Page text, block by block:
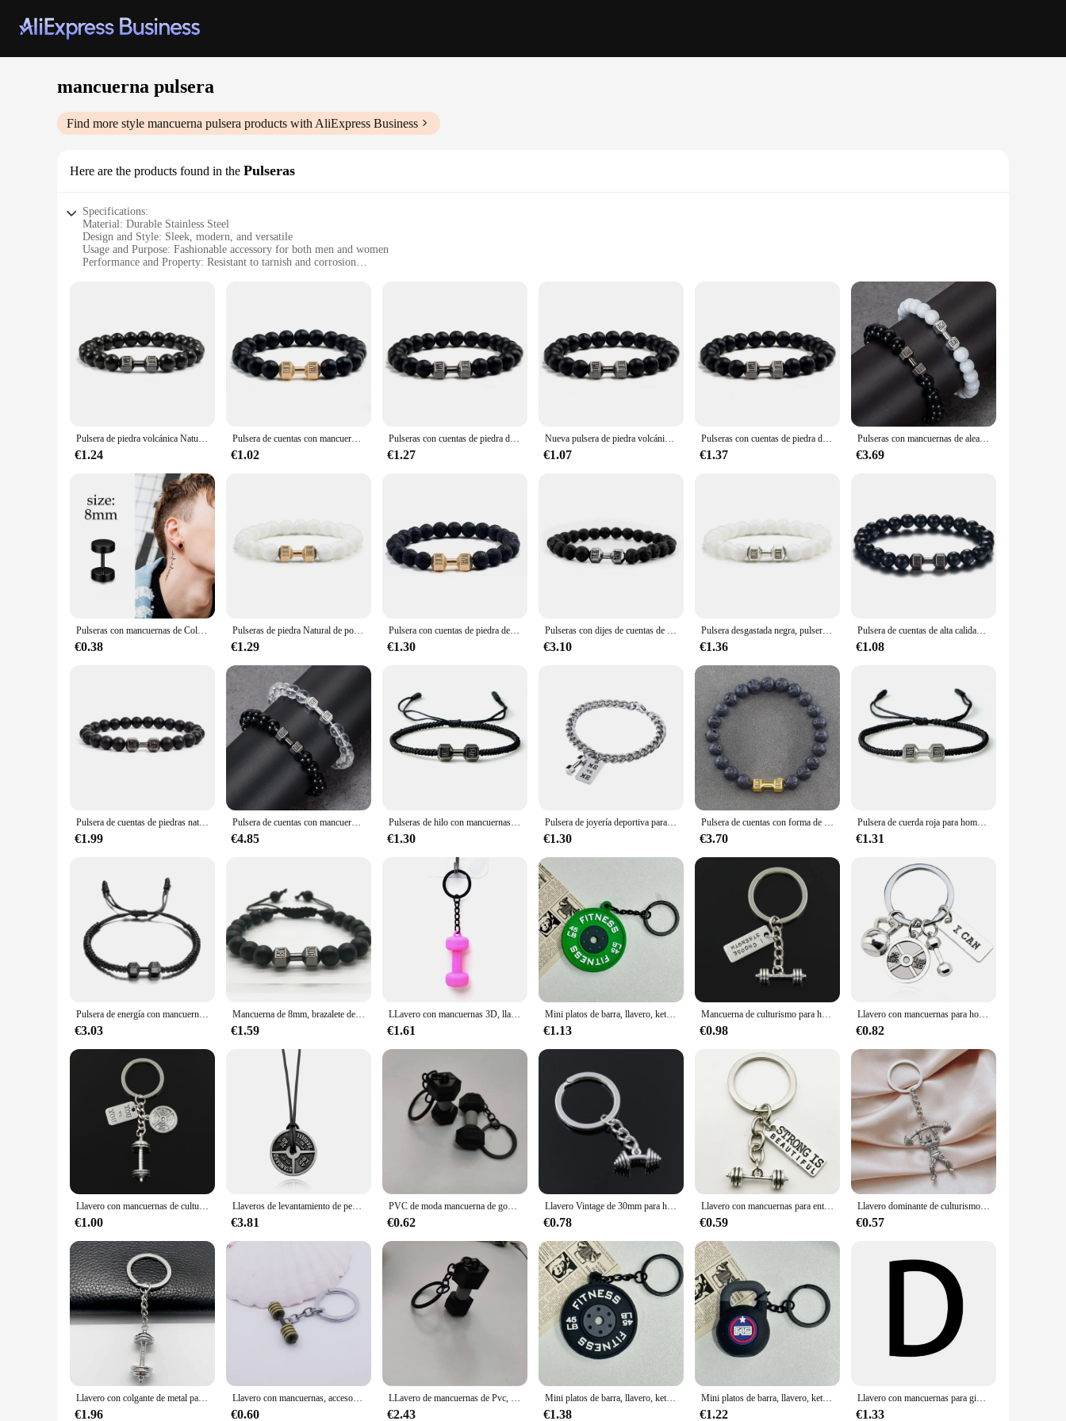
mancuerna pulsera
Find more style mancuerna pulsera products with AliExpress Business
Here are the products found in the Pulseras
Specifications:
Material: Durable Stainless Steel
Design and Style: Sleek, modern, and versatile
Usage and Purpose: Fashionable accessory for both men and women
Performance and Property: Resistant to tarnish and corrosion
The mancuerna pulsera is not just a piece of jewelry; it's a statement of style and quality. Crafted from premium stainless steel, this bracelet is designed to withstand the test of time. Its sleek, modern
design makes it a versatile accessory that can be paired with any outfit, from casual to formal wear. The bracelet's sturdy clasp ensures a secure fit, giving you peace of mind while you wear it.
**Versatility for Every Occasion**
Whether you're looking to add a touch of elegance to your everyday look or to make a bold statement at a special event, the mancuerna pulsera is your go-to accessory. Its timeless design makes it
suitable for both men and women, ensuring that anyone can enjoy the benefits of this stylish bracelet. The bracelet's lightweight and comfortable fit make it an ideal choice for extended wear, whether
**A Reliable Choice for Vendors and Suppliers**
For vendors and suppliers, the mancuerna pulsera is a reliable choice that meets the high standards of quality and style that customers expect. With its robust construction and attractive design, this
looking to stock up on fashionable jewelry pieces.
Pulsera de piedra volcánica Natural para hombre y mujer, brazalete con cuentas blancas y negras mate, con mancuernas, joyería para Fitness
€1.24
Pulsera de cuentas con mancuernas para hombre y mujer, brazalete de piedra Natural con pesas de energía, regalo de joyería para parejas
€1.02
Pulseras con cuentas de piedra de Lava para hombre y mujer, brazaletes con mancuernas de 14 estilos, joyería, accesorios de Metal, Pulseras de pareja
€1.27
Nueva pulsera de piedra volcánica Natural para hombre, cuentas de Lave negras mate, pulseras de hilo con mancuernas, joyería de Fitness con barra para mujer
€1.07
Pulseras con cuentas de piedra de Lava para Hombre y mujer, brazaletes con mancuernas de Metal Natural, joyería para pareja, 14 estilos
€1.37
Pulseras con mancuernas de aleación para hombre, Juego de 2 unidades, 4 estilos, a la moda
€3.69
Pulseras con mancuernas de Color dorado y plateado, pulsera ajustable trenzada hecha a mano para mujeres y hombres, joyería energética para Fitness
€0.38
Pulseras de piedra Natural de pocelina blanca pura para hombres y mujeres, brazaletes de cuerda elástica hechos a mano, dijes con cuentas, pulsera con mancuernas, 3 estilos
€1.29
Pulsera con cuentas de piedra de Lava Natural para Hombre y mujer, brazalete con dijes de mancuernas, energía, Fitness, joyería de moda
€1.30
Pulseras con dijes de cuentas de mancuernas para hombres y mujeres, brazaletes de piedra de Lava negra Natural, energía, Yoga, Fitness, regalos de joyería, nuevo
€3.10
Pulsera desgastada negra, pulseras ajustables para mujeres y hombres, pulsera de cuentas con mancuernas, joyería de Yoga de moda para hombres, brazaletes originales
€1.36
Pulsera de cuentas de alta calidad para hombre, pulsera con dije de mancuerna de ágata mate negra Natural, joyería de moda con barra de Fitness energética
€1.08
Pulsera de cuentas de piedras naturales para hombre y mujer, joyería hecha a mano, regalo de San Valentín, a la moda
€1.99
Pulsera de cuentas con mancuernas de piedra Natural para hombre, brazalete de cuentas negras para Fitness, pulsera de oración de la vida, joyería para hombres, 2 unids/set
€4.85
Pulseras de hilo con mancuernas para hombre y mujer, pulseras ajustables con nudo trenzado hecho a mano, joyería energética para Fitness, regalos para parejas
€1.30
Pulsera de joyería deportiva para hombre, pulseras con dijes de mancuernas para gimnasio y Fitness para mujer, barra de culturismo, cadena de acero de titanio
€1.30
Pulsera de cuentas con forma de mancuernas para hombre, brazalete de piedra de ágata india, ideal para regalo de joyería
€3.70
Pulsera de cuerda roja para hombre y mujer, brazalete con mancuernas a la moda, joyería de muñeca para gimnasio, Fitness, energía
€1.31
Pulsera de energía con mancuernas para hombre, brazalete de cuerda trenzada hecho a mano, joyería de amistad para Fitness y gimnasio
€3.03
Mancuerna de 8mm, brazalete de cuentas de ágata multicolor Bohemia, Chakra, Reiki, Buda, Yoga, brazaletes de piedra volcánica ajustables y elásticos yg3f
€1.59
LLavero con mancuernas 3D, llavero deportivo, bonito llavero para mujer, llavero creativo, llaveros para hombre, dije para bolso
€1.61
Mini platos de barra, llavero, kettlebells, simulación creativa de mancuernas, llavero, bolsa, dije, tazas de agua, colgante de la serie Fitness
€1.13
Mancuerna de culturismo para hombre, colgantes de fuerza fuerte, WillPower, llavero de coche hecho a mano, joyería para regalo
€0.98
Llavero con mancuernas para hombre, accesorio deportivo de fuerza, con palabras, para gimnasio, Crossfit, regalo
€0.82
Llavero con mancuernas de culturismo, Color plateado, joyería de moda, regalo, envío directo
€1.00
Llaveros de levantamiento de pesas Punk Vintage para hombres, colgante de mancuerna de barra de 45 LB, llavero de tendencia de moda, regalo de joyería deportiva para gimnasio de Fitness
€3.81
PVC de moda mancuerna de goma suave mancuerna equipo de Fitness colgante llavero joyería personalizada al por mayor
€0.62
Llavero Vintage de 30mm para hombre, cadena de soporte de Metal, mancuerna, 8x8x23mm, Color plateado, regalo colgante
€0.78
Llavero con mancuernas para entrenador, accesorios de moda, 25LBS, Mini llavero con mancuernas, nunca te rindas, regalo de encanto, recuerdo, 2020
€0.59
Llavero dominante de culturismo para hombres, colgante de aleación para levantamiento de pesas, boxeo, Gimnasio Deportivo, regalo pequeño
€0.57
Llavero con colgante de metal para hombre y mujer, exquisitas de tamaño pequeño para Mancuernas gimnasio, fitness, culturismo, joyería artesanal
€1.96
Llavero con mancuernas, accesorio de moda para Fitness, regalo de diseñador
€0.60
LLavero de mancuernas de Pvc, colgante de goma suave, equipo deportivo y de Fitness, hervidor de bolsa
€2.43
Mini platos de barra, llavero, kettlebells, simulación creativa de mancuernas, llavero, tazas de agua, bolso, colgante de la serie Fitness
€1.38
Mini platos de barra, llavero, kettlebells, simulación creativa de mancuernas, llavero, tazas de agua, bolso, colgante de la serie Fitness
€1.22
Llavero con mancuernas para gimnasio, accesorio con letras para Fitness y deporte, regalo creativo para culturismo, YSK-27
€1.33